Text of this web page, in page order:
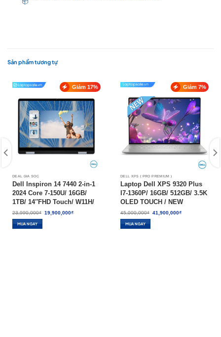
Sản phẩm tương tự
Giảm 17%
DEAL GIÁ SỐC
Dell Inspiron 14 7440 2-in-1
2024 Core 7-150U/ 16GB/
1TB/ 14″FHD Touch/ W11H/
Ice Blue – New 100%
23,990,000₫ Giá
gốc
19,900,000₫Giá
MUA NGAY
Giảm 7%
DELL XPS ( PRO PREMIUM )
Laptop Dell XPS 9320 Plus
I7-1360P/ 16GB/ 512GB/ 3.5K
OLED TOUCH / NEW
45,000,000₫ Giá
gốc
41,900,000₫Giá
MUA NGAY